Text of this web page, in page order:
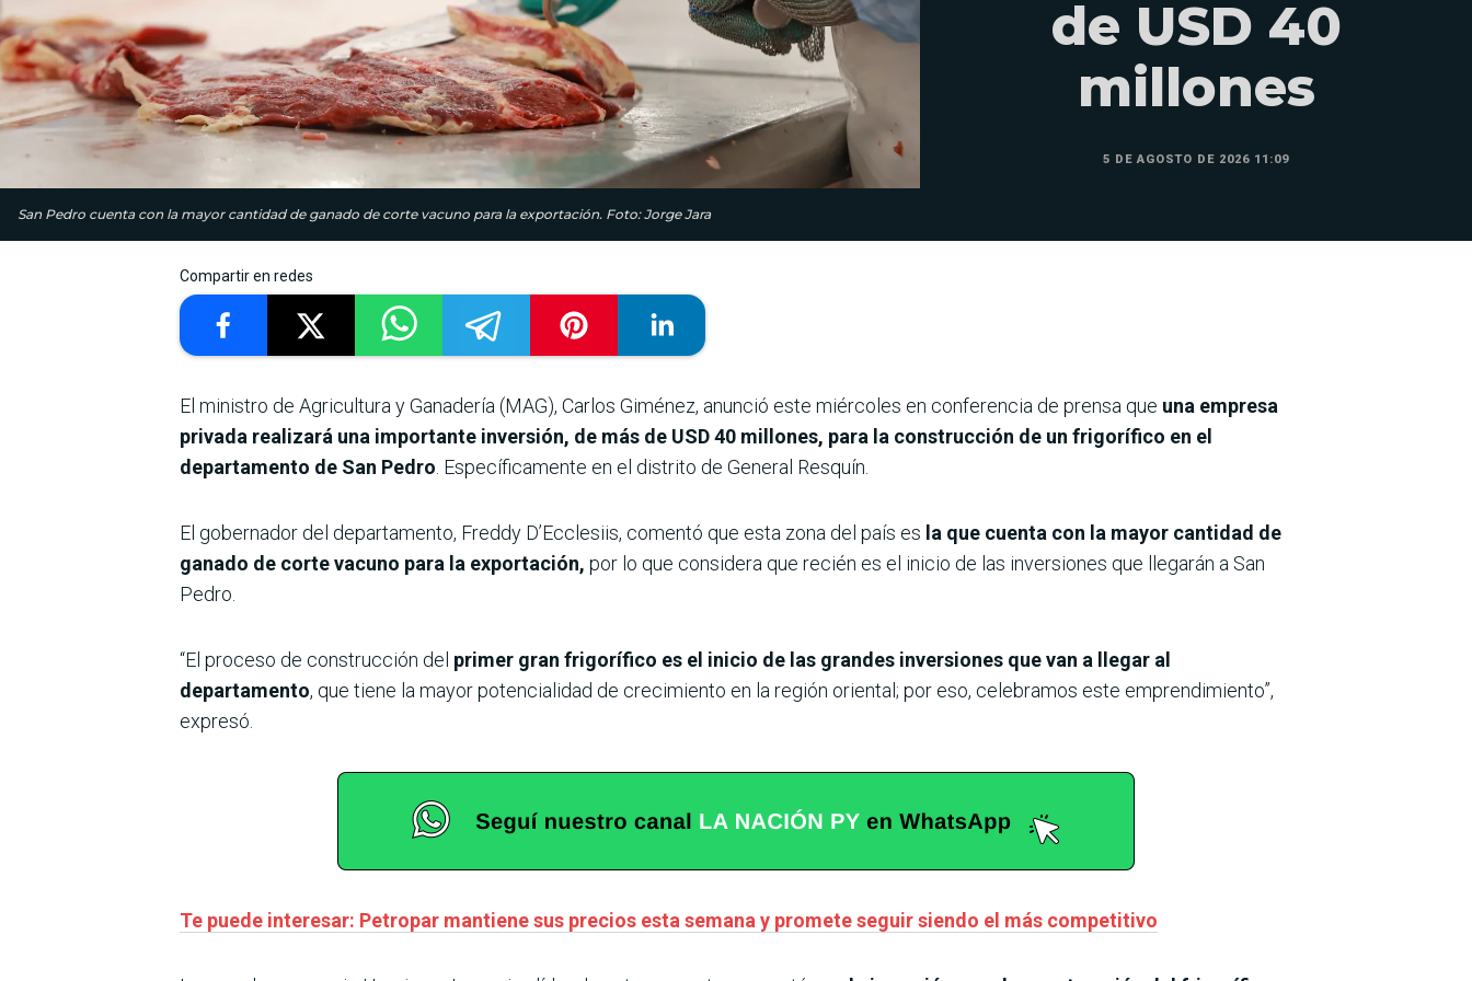
San Pedro cuenta con la mayor cantidad de ganado de corte vacuno para la exportación. Foto: Jorge Jara
de USD 40
millones
5 DE AGOSTO DE 2026 11:09
Compartir en redes
El ministro de Agricultura y Ganadería (MAG), Carlos Giménez, anunció este miércoles en conferencia de prensa que una empresa
privada realizará una importante inversión, de más de USD 40 millones, para la construcción de un frigorífico en el
departamento de San Pedro . Específicamente en el distrito de General Resquín.
El gobernador del departamento, Freddy D’Ecclesiis, comentó que esta zona del país es la que cuenta con la mayor cantidad de
ganado de corte vacuno para la exportación, por lo que considera que recién es el inicio de las inversiones que llegarán a San
Pedro.
“El proceso de construcción del primer gran frigorífico es el inicio de las grandes inversiones que van a llegar al
departamento, que tiene la mayor potencialidad de crecimiento en la región oriental; por eso, celebramos este emprendimiento”,
expresó.
Te puede interesar: Petropar mantiene sus precios esta semana y promete seguir siendo el más competitivo